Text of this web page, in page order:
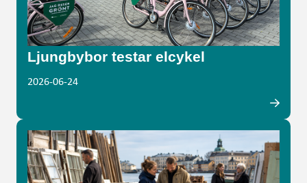
Ljungbybor testar elcykel
2026-06-24